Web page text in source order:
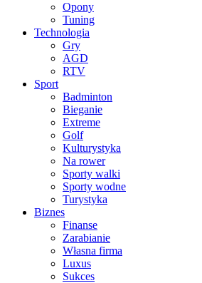
Opony
Tuning
Technologia
Gry
AGD
RTV
Sport
Badminton
Bieganie
Extreme
Golf
Kulturystyka
Na rower
Sporty walki
Sporty wodne
Turystyka
Biznes
Finanse
Zarabianie
Własna firma
Luxus
Sukces